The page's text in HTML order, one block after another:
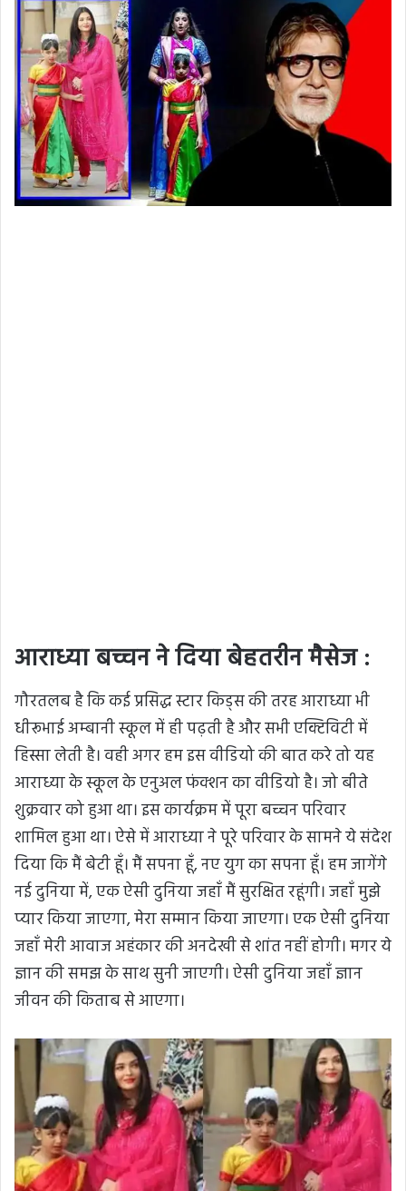
आराध्या बच्चन ने दिया बेहतरीन मैसेज :
गौरतलब है कि कई प्रसिद्ध स्टार किड्स की तरह आराध्या भी
धीरूभाई अम्बानी स्कूल में ही पढ़ती है और सभी एक्टिविटी में
हिस्सा लेती है। वही अगर हम इस वीडियो की बात करे तो यह
आराध्या के स्कूल के एनुअल फंक्शन का वीडियो है। जो बीते
शुक्रवार को हुआ था। इस कार्यक्रम में पूरा बच्चन परिवार
शामिल हुआ था। ऐसे में आराध्या ने पूरे परिवार के सामने ये संदेश
दिया कि मैं बेटी हूँ। मैं सपना हूँ, नए युग का सपना हूँ। हम जागेंगे
नई दुनिया में, एक ऐसी दुनिया जहाँ मैं सुरक्षित रहूंगी। जहाँ मुझे
प्यार किया जाएगा, मेरा सम्मान किया जाएगा। एक ऐसी दुनिया
जहाँ मेरी आवाज अहंकार की अनदेखी से शांत नहीं होगी। मगर ये
ज्ञान की समझ के साथ सुनी जाएगी। ऐसी दुनिया जहाँ ज्ञान
जीवन की किताब से आएगा।